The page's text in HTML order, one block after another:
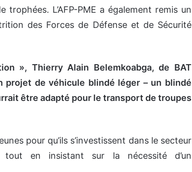
L’AFP-PME a également remis un
des Forces de Défense et de Sécurité
», Thierry Alain Belemkoabga, de BAT
projet de véhicule blindé léger – un blindé
être adapté pour le transport de troupes
pour qu’ils s’investissent dans le secteur
en insistant sur la nécessité d’un